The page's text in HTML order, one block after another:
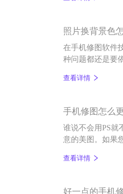
照片换背景色
在手机修图软件
种问题都还是要
景操作。
查看详情
手机修图怎么
谁说不会用PS就
意的美图。如果
查看详情
好一点的手机